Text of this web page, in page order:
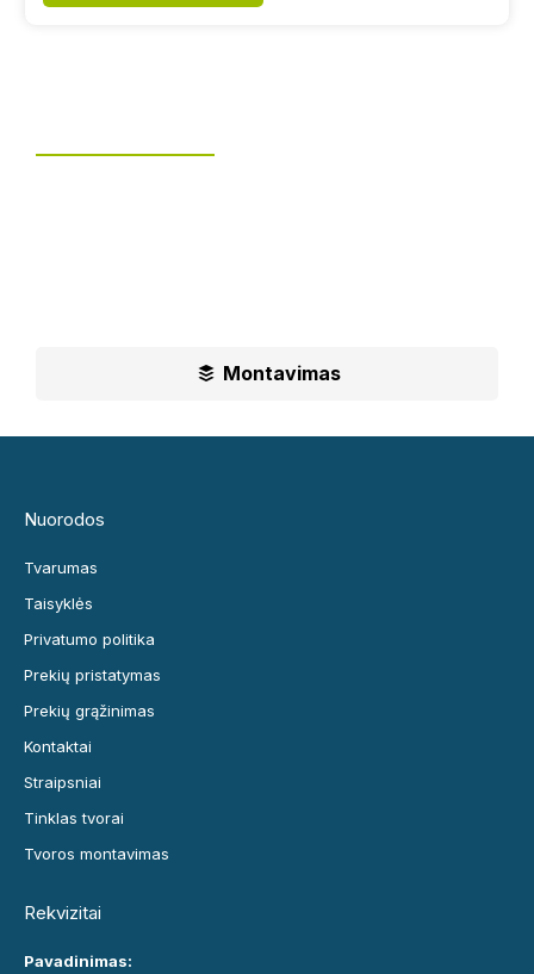
Montavimas
Nuorodos
Tvarumas
Taisyklės
Privatumo politika
Prekių pristatymas
Prekių grąžinimas
Kontaktai
Straipsniai
Tinklas tvorai
Tvoros montavimas
Rekvizitai
Pavadinimas: